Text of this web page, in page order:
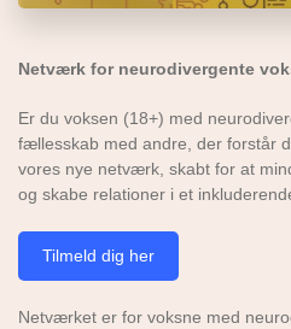
Netværk for neurodivergente
Er du voksen (18+) med
fællesskab med andre, der forstår
vores nye netværk, skabt for at
og skabe relationer i et
Tilmeld dig her
Netværket er for voksne med